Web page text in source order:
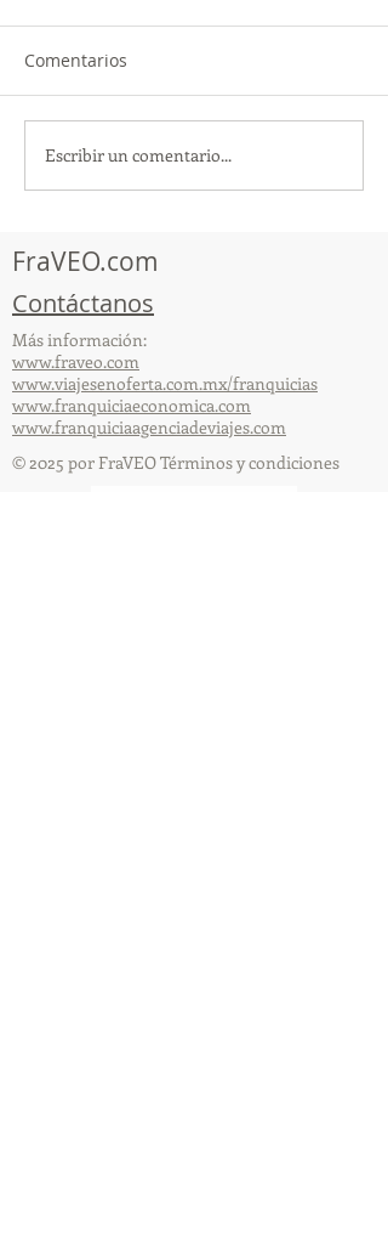
TourTravelynByFraveo
participó en la
Comentarios
Escribir un comentario...
FraVEO.com
Contáctanos
Más información:
www.fraveo.com
www.viajesenoferta.com.mx/franquicias
www.franquiciaeconomica.com
www.franquiciaagenciadeviajes.com
© 2025 por FraVEO Términos y condiciones